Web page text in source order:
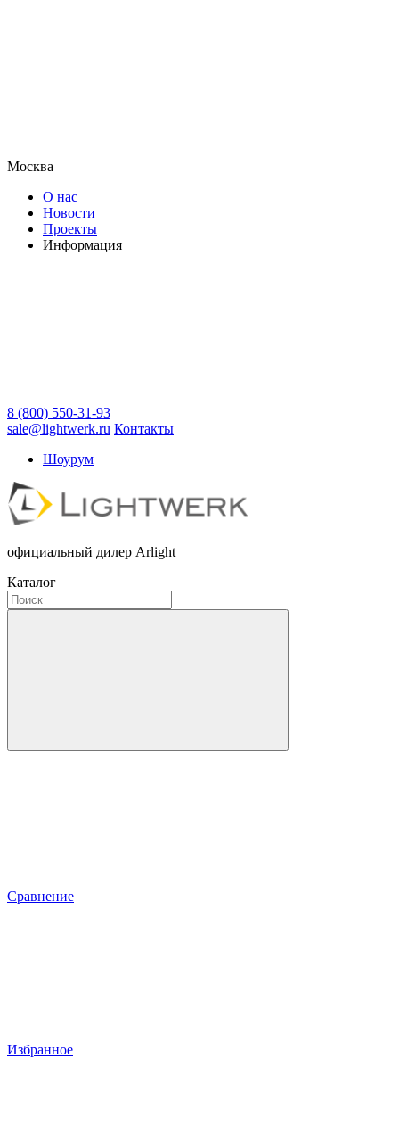
Москва
О нас
Новости
Проекты
Информация
8 (800) 550-31-93
sale@lightwerk.ru Контакты
Шоурум
официальный дилер Arlight
Каталог
Сравнение
Избранное